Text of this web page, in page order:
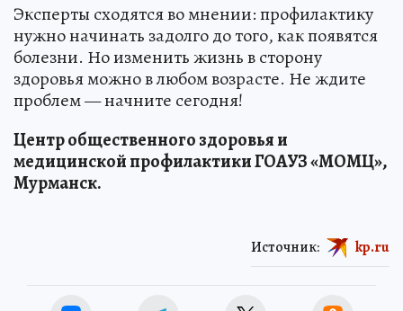
Эксперты сходятся во мнении: профилактику
нужно начинать задолго до того, как появятся
болезни. Но изменить жизнь в сторону
здоровья можно в любом возрасте. Не ждите
проблем — начните сегодня!
Центр общественного здоровья и
медицинской профилактики ГОАУЗ «МОМЦ»,
Мурманск.
Источник: kp.ru